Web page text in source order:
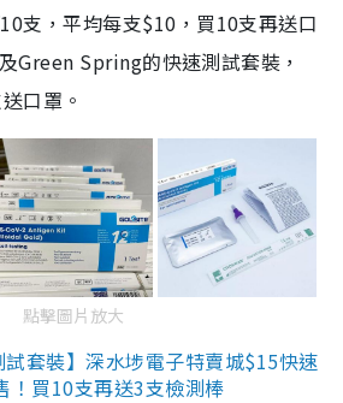
支，平均每支$10，買10支再送口
Green Spring的快速測試套裝，
口罩。
點擊圖片放大
套裝】深水埗電子特賣城$15快速
！買10支再送3支檢測棒